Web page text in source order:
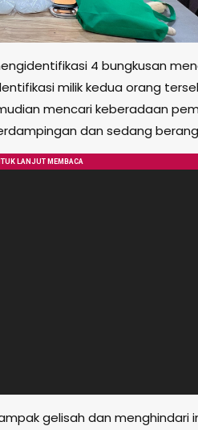
4 bungkusan
milik kedua orang
mencari keberadaan
dan sedang
gelisah dan menghindari